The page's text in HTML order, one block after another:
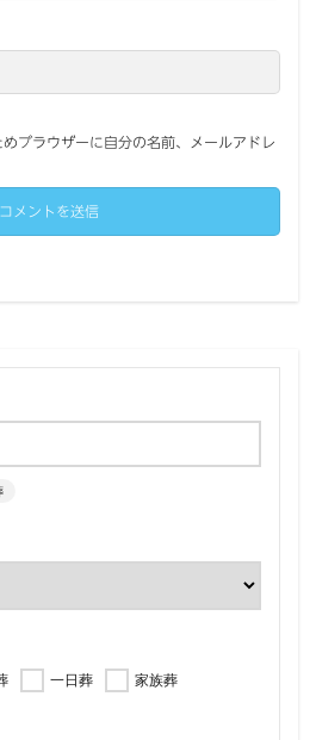
ブラウザーに自分の名前、メールアドレ
一日葬
家族葬